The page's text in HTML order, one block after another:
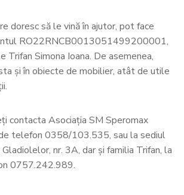
doresc să le vină în ajutor, pot face
RO22RNCB0013051499200001,
Trifan Simona Ioana. De asemenea,
și în obiecte de mobilier, atât de utile
contacta Asociația SM Speromax
telefon 0358/103.535, sau la sediul
nr. 3A, dar și familia Trifan, la
0757.242.989.